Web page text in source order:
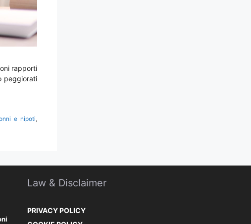
rapporti
peggiorati
e nipoti,
Law & Disclaimer
PRIVACY POLICY